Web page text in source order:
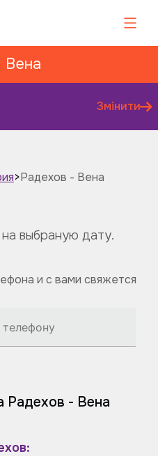
Вена
Змінити
>Радехов - Вена
выбраную дату.
и с вами свяжется
Радехов - Вена